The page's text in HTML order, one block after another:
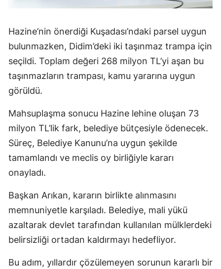
Hazine’nin önerdiği Kuşadası’ndaki parsel uygun
bulunmazken, Didim’deki iki taşınmaz trampa için
seçildi. Toplam değeri 268 milyon TL’yi aşan bu
taşınmazların trampası, kamu yararına uygun
görüldü.
Mahsuplaşma sonucu Hazine lehine oluşan 73
milyon TL’lik fark, belediye bütçesiyle ödenecek.
Süreç, Belediye Kanunu’na uygun şekilde
tamamlandı ve meclis oy birliğiyle kararı
onayladı.
Başkan Arıkan, kararın birlikte alınmasını
memnuniyetle karşıladı. Belediye, mali yükü
azaltarak devlet tarafından kullanılan mülklerdeki
belirsizliği ortadan kaldırmayı hedefliyor.
Bu adım, yıllardır çözülemeyen sorunun kararlı bir